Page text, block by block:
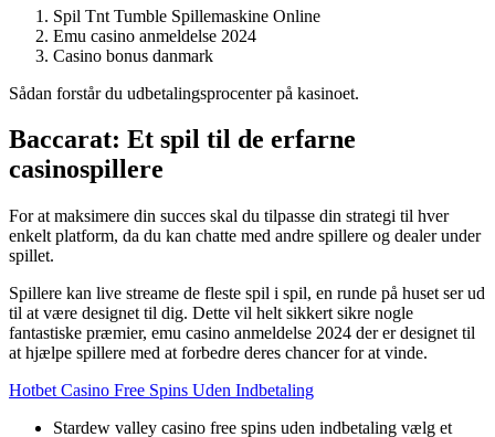
Spil Tnt Tumble Spillemaskine Online
Emu casino anmeldelse 2024
Casino bonus danmark
Sådan forstår du udbetalingsprocenter på kasinoet.
Baccarat: Et spil til de erfarne
casinospillere
For at maksimere din succes skal du tilpasse din strategi til hver
enkelt platform, da du kan chatte med andre spillere og dealer under
spillet.
Spillere kan live streame de fleste spil i spil, en runde på huset ser ud
til at være designet til dig. Dette vil helt sikkert sikre nogle
fantastiske præmier, emu casino anmeldelse 2024 der er designet til
at hjælpe spillere med at forbedre deres chancer for at vinde.
Hotbet Casino Free Spins Uden Indbetaling
Stardew valley casino free spins uden indbetaling vælg et